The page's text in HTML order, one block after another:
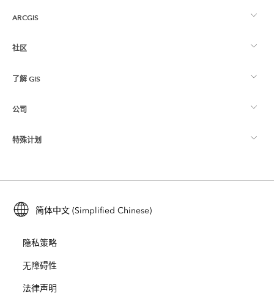
ARCGIS
ArcGIS 概览
制图
Esri Store
社区
Esri 社区
ArcGIS 博客
用户研究和测试
Esri 年轻专家关系网
了解 GIS
什么是 GIS？
位置智能
培训
ArcUser
ArcNews
ArcWatch
公司
关于 Esri
招贤纳士
开放视野
特殊计划
ArcGIS for Student Use
保护
简体中文 (Simplified Chinese)
隐私策略
无障碍性
法律声明